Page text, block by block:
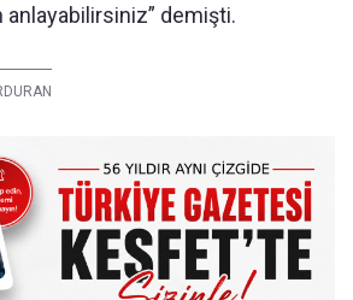
demişti.